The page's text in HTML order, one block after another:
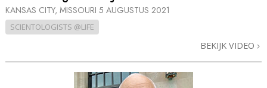
KANSAS CITY, MISSOURI 5 AUGUSTUS 2021
SCIENTOLOGISTS @LIFE
BEKIJK VIDEO